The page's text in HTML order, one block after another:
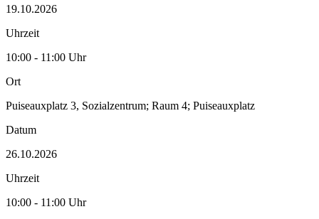
19.10.2026
Uhrzeit
10:00 - 11:00 Uhr
Ort
Puiseauxplatz 3, Sozialzentrum; Raum 4; Puiseauxplatz
Datum
26.10.2026
Uhrzeit
10:00 - 11:00 Uhr